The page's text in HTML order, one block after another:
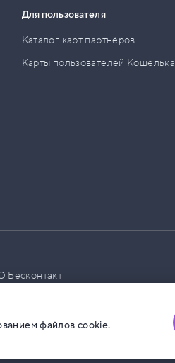
Для пользователя
Каталог карт партнёров
Карты пользователей Кошелька
Бесконтакт
файлов cookie.